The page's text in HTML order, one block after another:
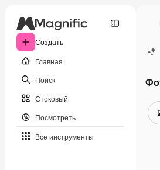
Создать
Главная
Поиск
Стоковый
Посмотреть
Все инструменты